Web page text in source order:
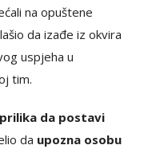
na opuštene
da izađe iz okvira
uspjeha u
tim.
da postavi
da upozna osobu